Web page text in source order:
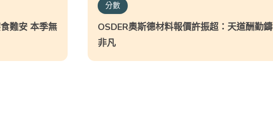
難安 本季無
分數
OSDER奧斯德材料報價許振超：天道酬勤鑄
非凡